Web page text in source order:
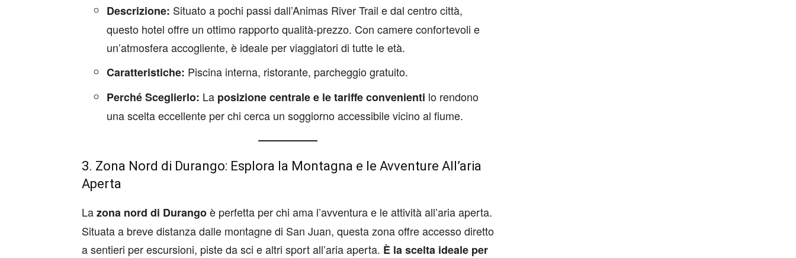
Descrizione: Situato a pochi passi dall’Animas River Trail e dal centro città,
questo hotel offre un ottimo rapporto qualità-prezzo. Con camere confortevoli e
un’atmosfera accogliente, è ideale per viaggiatori di tutte le età.
Caratteristiche: Piscina interna, ristorante, parcheggio gratuito.
Perché Sceglierlo: La posizione centrale e le tariffe convenienti lo rendono
una scelta eccellente per chi cerca un soggiorno accessibile vicino al fiume.
3. Zona Nord di Durango: Esplora la Montagna e le Avventure All’aria
Aperta
Lazona nord di Durangoè perfetta per chi ama l’avventura e le attività all’aria aperta.
Situata a breve distanza dalle montagne di San Juan, questa zona offre accesso diretto
a sentieri per escursioni, piste da sci e altri sport all’aria aperta. È la scelta ideale per